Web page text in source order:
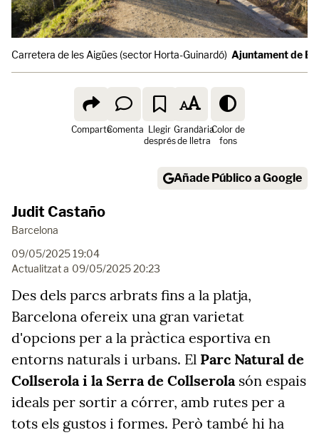
Carretera de les Aigües (sector Horta-Guinardó) Ajuntament de
ComparteComenta Llegir
després
Grandària
de lletra
Color de
fons
Añade Público a Google
Judit Castaño
Barcelona
09/05/2025 19:04
Actualitzat a 09/05/2025 20:23
Des dels parcs arbrats fins a la platja,
Barcelona ofereix una gran varietat
d'opcions per a la pràctica esportiva en
entorns naturals i urbans. El Parc Natural de
Collserola i la Serra de Collserolasón espais
ideals per sortir a córrer, amb rutes per a
tots els gustos i formes. Però també hi ha